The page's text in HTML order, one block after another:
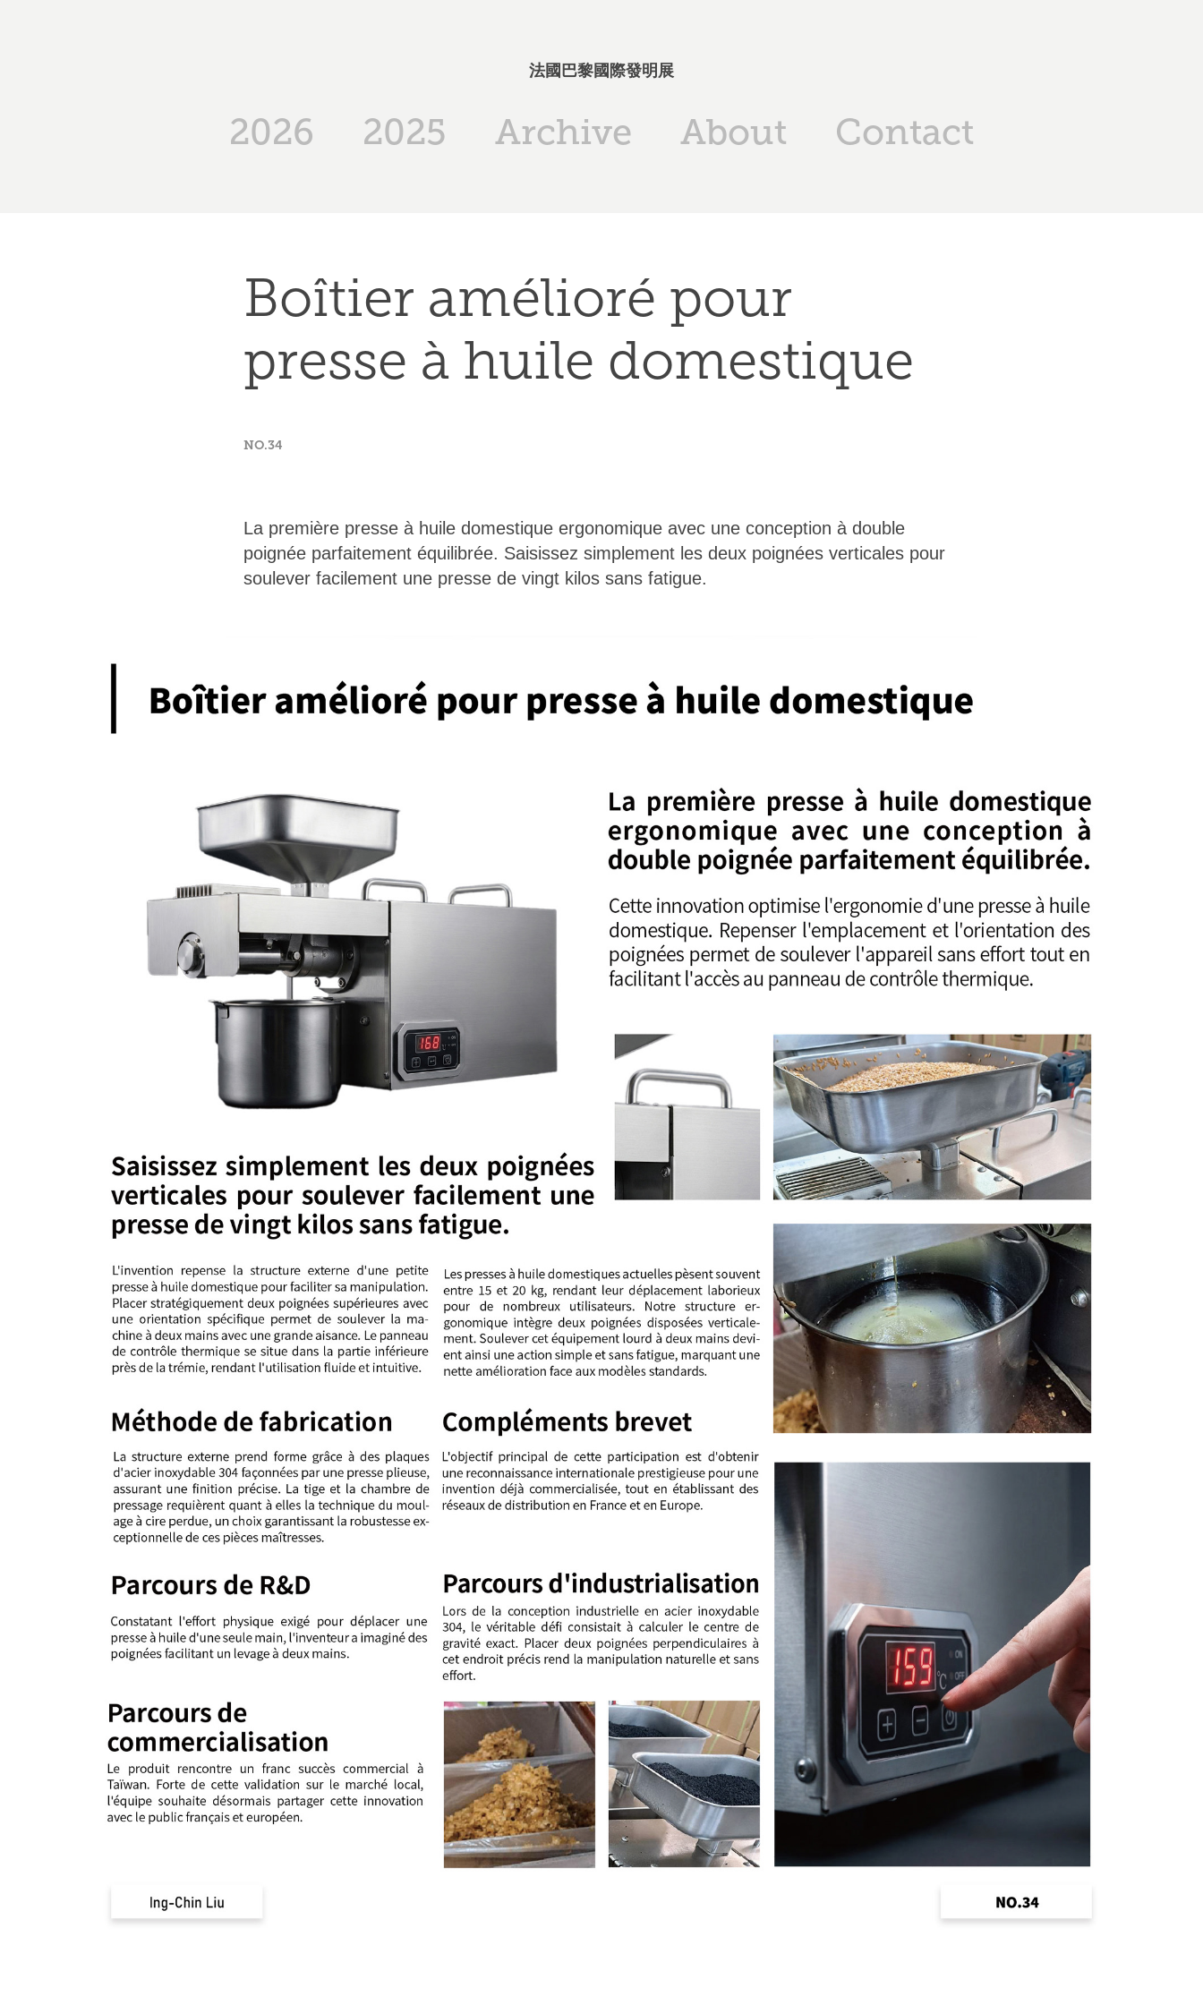
法國巴黎國際發明展
2026 2025 Archive About Contact
Boîtier amélioré pour
presse à huile domestique
NO.34
La première presse à huile domestique ergonomique avec une conception à double
poignée parfaitement équilibrée. Saisissez simplement les deux poignées verticales pour
soulever facilement une presse de vingt kilos sans fatigue.